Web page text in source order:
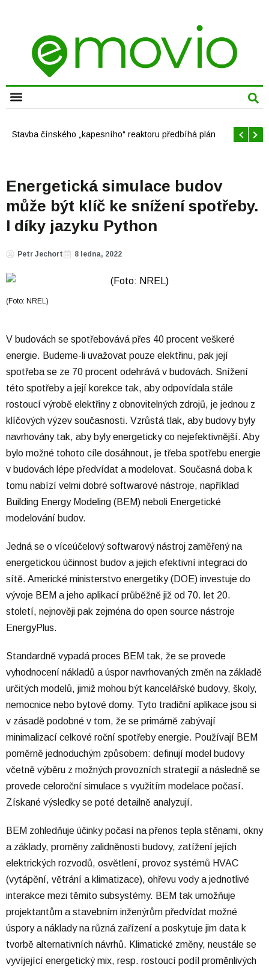
Offshore větrné elektrárny v USA se mají brzy rozrůst
Energetická simulace budov
může být klíč ke snížení spotřeby.
I díky jazyku Python
Petr Jechort 8 ledna, 2022
(Foto: NREL)
V budovách se spotřebovává přes 40 procent veškeré
energie. Budeme-li uvažovat pouze elektřinu, pak její
spotřeba se ze 70 procent odehrává v budovách. Snížení
této spotřeby a její korekce tak, aby odpovídala stále
rostoucí výrobě elektřiny z obnovitelných zdrojů, je jednou z
klíčových výzev současnosti. Vzrůstá tlak, aby budovy byly
navrhovány tak, aby byly energeticky co nejefektivnější. Aby
bylo možné tohoto cíle dosáhnout, je třeba spotřebu energie
v budovách lépe předvídat a modelovat. Současná doba k
tomu nabízí velmi dobré softwarové nástroje, například
Building Energy Modeling (BEM) neboli Energetické
modelování budov.
Jedná se o víceúčelový softwarový nástroj zaměřený na
energetickou účinnost budov a jejich efektivní integraci do
sítě. Americké ministerstvo energetiky (DOE) investuje do
vývoje BEM a jeho aplikací průběžně již od 70. let 20.
století, nejnověji pak zejména do open source nástroje
EnergyPlus.
Standardně vypadá proces BEM tak, že se provede
vyhodnocení nákladů a úspor navrhovaných změn na základě
určitých modelů, jimiž mohou být kancelářské budovy, školy,
nemocnice nebo bytové domy. Tyto tradiční aplikace jsou si
v zásadě podobné v tom, že se primárně zabývají
minimalizací celkové roční spotřeby energie. Používají BEM
poměrně jednoduchým způsobem: definují model budovy
včetně výběru z možných provozních strategií a následně se
provede celoroční simulace s využitím modelace počasí.
Získané výsledky se poté detailně analyzují.
BEM zohledňuje účinky počasí na přenos tepla stěnami, okny
a základy, proměny zalidněnosti budovy, zatížení jejích
elektrických rozvodů, osvětlení, provoz systémů HVAC
(vytápění, větrání a klimatizace), ohřevu vody a jednotlivé
interakce mezi těmito subsystémy. BEM tak umožňuje
projektantům a stavebním inženýrům předvídat možné
úspory a náklady na různá zařízení a poskytuje jim data k
tvorbě alternativních návrhů. Klimatické změny, neustále se
vyvíjející energetický mix, resp. rostoucí podíl proměnlivých